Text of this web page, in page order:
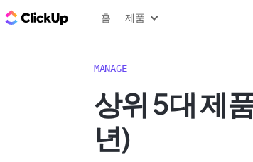
ClickUp 블로그
홈 제품
MANAGE
상위 5대 제
년)